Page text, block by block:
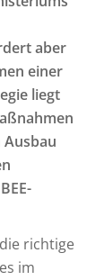
aber
einer
liegt
richtige
im